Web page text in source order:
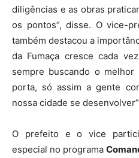
diligências e as obras
os pontos”, disse. O vice-
também destacou a
da Fumaça cresce cada
sempre buscando o
porta, só assim a gente
nossa cidade se
O prefeito e o vice
especial no programa